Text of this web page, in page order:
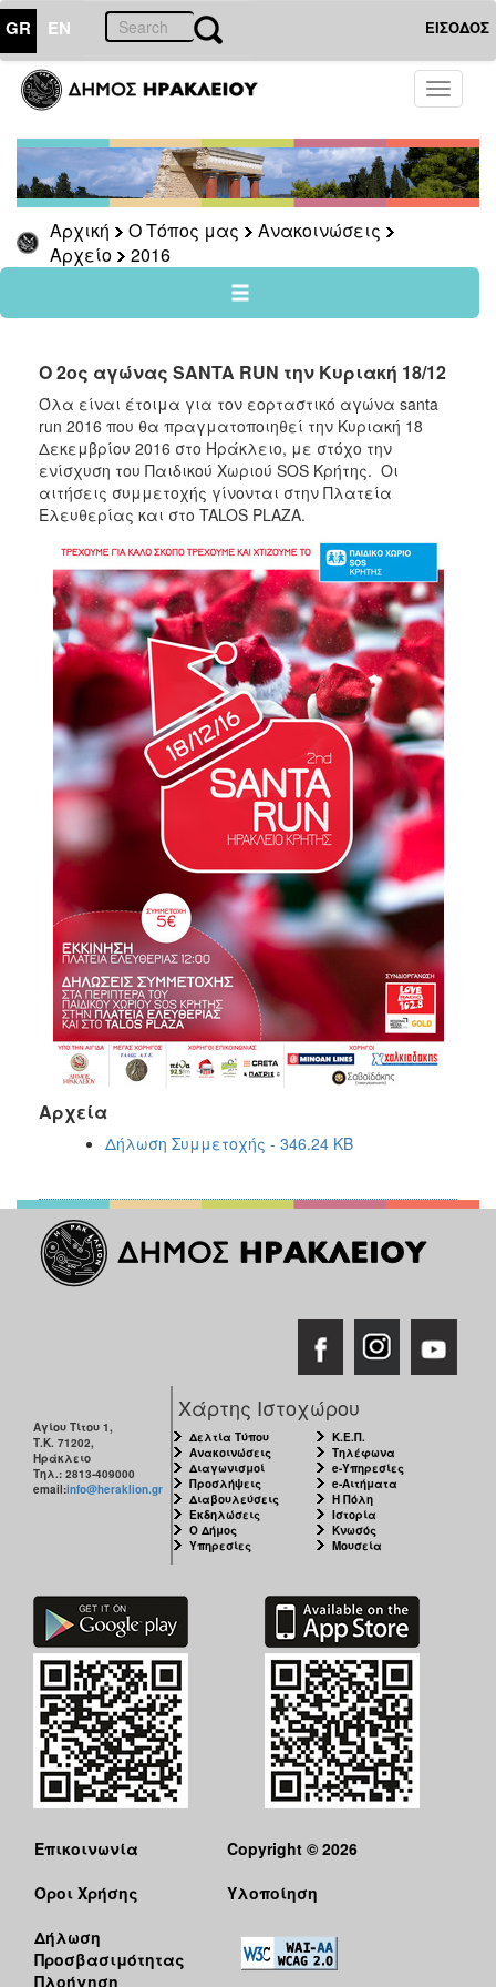
GR EN ΕΙΣΟΔΟΣ
Toggle
Αρχική Ο Τόπος μας
Ανακοινώσεις
Αρχείο
2016
ΤΟΠΟΣ
ΜΑΣ
Ανακοινώσεις
Αρχείο
2026
2025
2021
2020
2019
2018
2017
2016
2015
2012
2011
ΔΗΜΟΣ
ΠΟΛΙΤΙΣΜΟΣ
ΑΝΘΕΚΤΙΚΗ
Ο 2ος αγώνας SANTA RUN την Κυριακή 18/12
Όλα είναι έτοιμα για τον εορταστικό αγώνα santa
run 2016 που θα πραγματοποιηθεί την Κυριακή 18
Δεκεμβρίου 2016 στο Ηράκλειο, με στόχο την
ενίσχυση του Παιδικού Χωριού SOS Κρήτης. Οι
αιτήσεις συμμετοχής γίνονται στην Πλατεία
Ελευθερίας και στο TALOS PLAZA.
Αρχεία
Δήλωση Συμμετοχής - 346.24 KB
Αγίου Τίτου 1,
Τ.Κ. 71202,
Ηράκλειο
Τηλ.: 2813-409000
email:info@heraklion.gr
Χάρτης Ιστοχώρου
Δελτία Τύπου
Ανακοινώσεις
Διαγωνισμοί
Προσλήψεις
Διαβουλεύσεις
Εκδηλώσεις
Ο Δήμος
Υπηρεσίες
Κ.Ε.Π.
Τηλέφωνα
e-Υπηρεσίες
e-Αιτήματα
Η Πόλη
Ιστορία
Κνωσός
Μουσεία
Επικοινωνία
Όροι Χρήσης
Δήλωση
Προσβασιμότητας
Πλοήγηση
Copyright © 2026
Υλοποίηση